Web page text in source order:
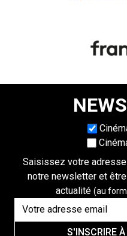
Choisissez une
Saisissez votre
notre newsletter et
actualité (au
S'INSCRIRE